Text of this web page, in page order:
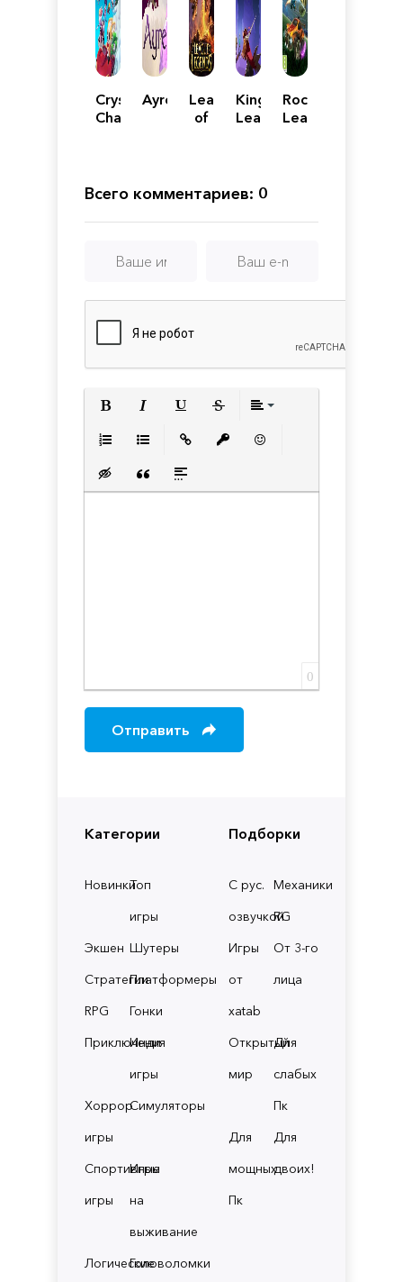
Категории
НовинкиТоп
игры
Экшен Шутеры
СтратегииПлатформеры
RPG
Гонки
Приключения
Инди
игры
Хоррор
игры
Симуляторы
Спортивные
игры
Игры
на
выживание
ЛогическиеГоловоломки
Подборки
С рус.
озвучкой
Механики
RG
Игры
от
xatab
От 3-го
лица
Открытый
мир
Для
слабых
Пк
Для
мощных
Пк
Для
двоих!
Crystal
Chasers
Ayre
League
of
King's
League
Rocket
League
Всего комментариев: 0
Вставка скрытого текста
Вставка цитаты
Вставка спойлера
0
Отправить